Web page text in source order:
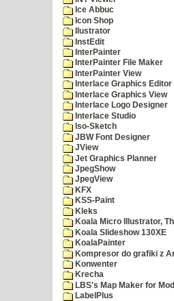
Ice Abbuc
Icon Shop
Ilustrator
InstEdit
InterPainter
InterPainter File Maker
InterPainter View
Interlace Graphics Editor
Interlace Graphics View
Interlace Logo Designer
Interlace Studio
Iso-Sketch
JBW Font Designer
JView
Jet Graphics Planner
JpegShow
JpegView
KFX
KSS-Paint
Kleks
Koala Micro Illustrator,
Koala Slideshow 130XE
KoalaPainter
Kompresor do grafiki z
Konwenter
Krecha
LBS's Map Maker for
LabelPlus